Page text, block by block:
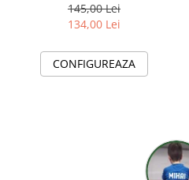
145,00 Lei
134,00 Lei
CONFIGUREAZA